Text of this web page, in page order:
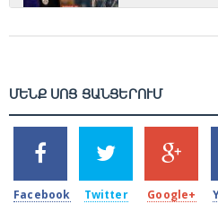
ՄԵՆՔ ՍՈՑ ՑԱՆՑԵՐՈՒՄ
2k
SHARES
Facebook
1.5k
TWEETS
Twitter
203
SHARES
Google+